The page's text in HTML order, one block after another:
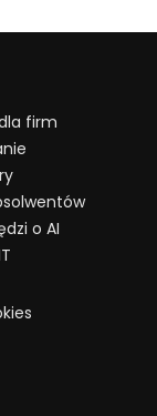
firm
o AI